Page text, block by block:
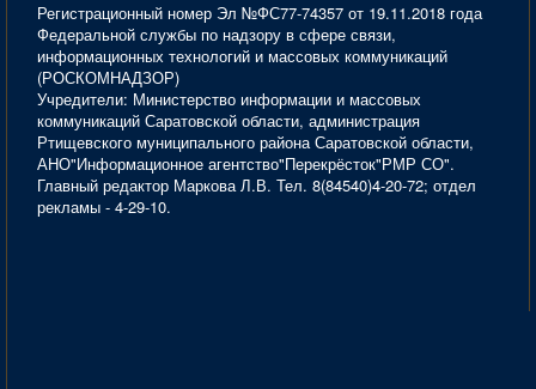
Регистрационный номер Эл №ФС77-74357 от 19.11.2018 года
Федеральной службы по надзору в сфере связи,
информационных технологий и массовых коммуникаций
(РОСКОМНАДЗОР)
Учредители: Министерство информации и массовых
коммуникаций Саратовской области, администрация
Ртищевского муниципального района Саратовской области,
АНО"Информационное агентство"Перекрёсток"РМР СО".
Главный редактор Маркова Л.В. Тел. 8(84540)4-20-72; отдел
рекламы - 4-29-10.